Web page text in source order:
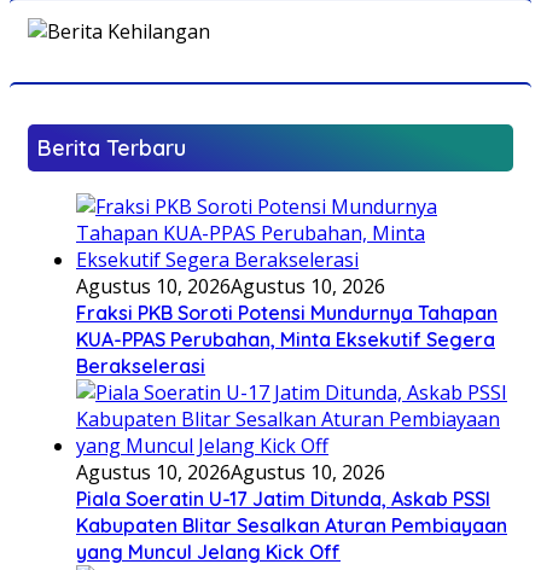
Berita Terbaru
Agustus 10, 2026Agustus 10, 2026
Fraksi PKB Soroti Potensi Mundurnya Tahapan
KUA-PPAS Perubahan, Minta Eksekutif Segera
Berakselerasi
Agustus 10, 2026Agustus 10, 2026
Piala Soeratin U-17 Jatim Ditunda, Askab PSSI
Kabupaten Blitar Sesalkan Aturan Pembiayaan
yang Muncul Jelang Kick Off